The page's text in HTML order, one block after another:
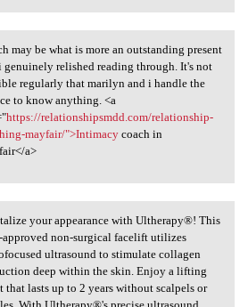
may be what is more an
may be what is more an outstanding present
genuinely relished reading through. It's not
regularly that marilyn and i handle the
to know anything. <a
https://relationshipsmdd.com/relationship-
mayfair/">Intimacycoach in
a>
your appearance
your appearance with Ultherapy®! This
approved non-surgical facelift utilizes
ultrasound to stimulate collagen
deep within the skin. Enjoy a lifting
that lasts up to 2 years without scalpels or